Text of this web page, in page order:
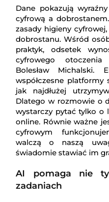
Dane pokazują
cyfrową a
zasady higieny
dobrostanu. Wśród
praktyk, odsetek
cyfrowego
Bolesław Michalski.
współczesne
jak najdłużej
Dlatego w rozmowie o
wystarczy pytać tylko o
online. Równie ważne
cyfrowym
walczą o naszą
świadomie stawiać im
AI pomaga nie
zadaniach